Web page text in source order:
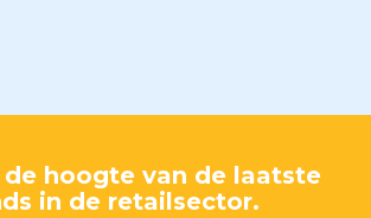
hoogte van de laatste
in de retailsector.